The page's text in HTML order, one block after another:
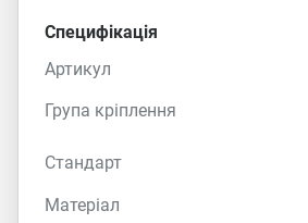
Специфікація
Артикул
Група кріплення
Стандарт
Матеріал